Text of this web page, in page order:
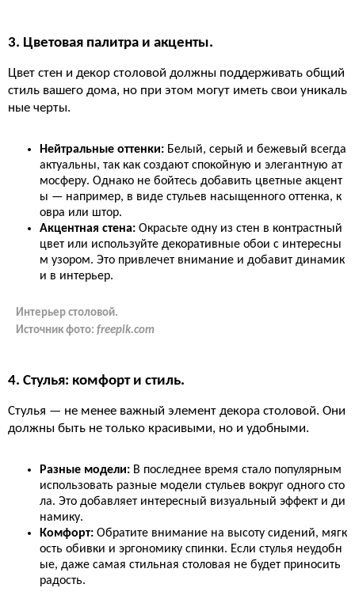
3. Цветовая палитра и акценты.
Цвет стен и декор столовой должны поддерживать общий
стиль вашего дома, но при этом могут иметь свои уникаль
ные черты.
Нейтральные оттенки: Белый, серый и бежевый всегда
актуальны, так как создают спокойную и элегантную ат
мосферу. Однако не бойтесь добавить цветные акцент
ы — например, в виде стульев насыщенного оттенка, к
овра или штор.
Акцентная стена: Окрасьте одну из стен в контрастный
цвет или используйте декоративные обои с интересны
м узором. Это привлечет внимание и добавит динамик
и в интерьер.
Интерьер столовой.
Источник фото: freepik.com
4. Стулья: комфорт и стиль.
Стулья — не менее важный элемент декора столовой. Они
должны быть не только красивыми, но и удобными.
Разные модели: В последнее время стало популярным
использовать разные модели стульев вокруг одного сто
ла. Это добавляет интересный визуальный эффект и ди
намику.
Комфорт: Обратите внимание на высоту сидений, мягк
ость обивки и эргономику спинки. Если стулья неудобн
ые, даже самая стильная столовая не будет приносить
радость.